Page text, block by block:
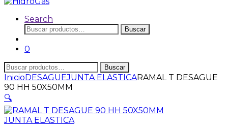
Search
Buscar
por:
Buscar
0
Buscar
por:
Buscar
InicioDESAGUEJUNTA ELASTICARAMAL T DESAGUE
90 HH 50X50MM
🔍
JUNTA ELASTICA